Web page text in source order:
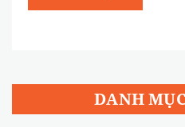
DANH